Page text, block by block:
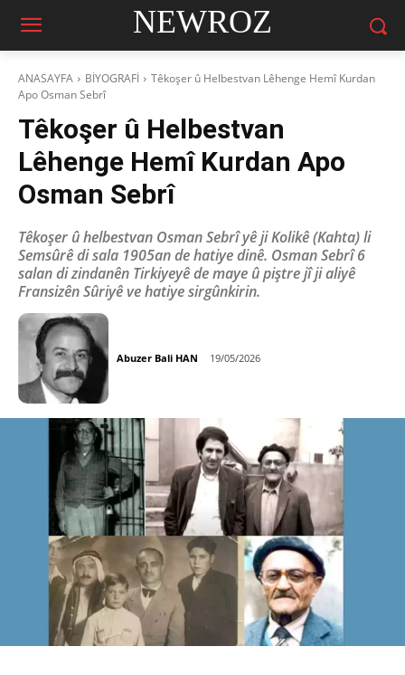
NEWROZ
ANASAYFA BİYOGRAFİ
Têkoşer û Helbestvan Lêhenge Hemî Kurdan
Apo Osman Sebrî
Têkoşer û Helbestvan
Lêhenge Hemî Kurdan Apo
Osman Sebrî
Têkoşer û helbestvan Osman Sebrî yê ji Kolikê (Kahta) li
Semsûrê di sala 1905an de hatiye dinê. Osman Sebrî 6
salan di zindanên Tirkiyeyê de maye û piştre jî ji aliyê
Fransizên Sûriyê ve hatiye sirgûnkirin.
Abuzer Bali HAN 19/05/2026